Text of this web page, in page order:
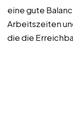
eine gute
Arbeitszeiten
die die